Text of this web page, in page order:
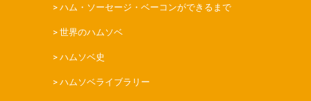
ハム・ソーセージ・ベーコンができるまで
世界のハムソベ
ハムソベ史
ハムソベライブラリー